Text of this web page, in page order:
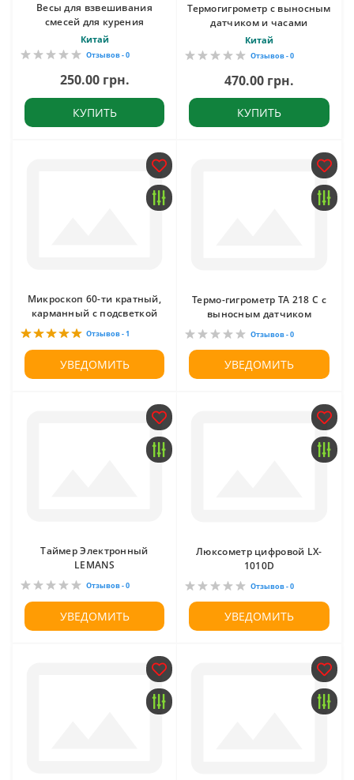
Весы для взвешивания
смесей для курения
Китай
Отзывов - 0
250.00 грн.
КУПИТЬ
Термогигрометр с выносным
датчиком и часами
Китай
Отзывов - 0
470.00 грн.
КУПИТЬ
Микроскоп 60-ти кратный,
карманный с подсветкой
Отзывов - 1
УВЕДОМИТЬ
Термо-гигрометр ТА 218 С с
выносным датчиком
Отзывов - 0
УВЕДОМИТЬ
Таймер Электронный
LEMANS
Отзывов - 0
УВЕДОМИТЬ
Люксометр цифровой LX-
1010D
Отзывов - 0
УВЕДОМИТЬ